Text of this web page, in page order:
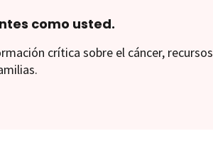
como usted.
crítica sobre el cáncer, recursos